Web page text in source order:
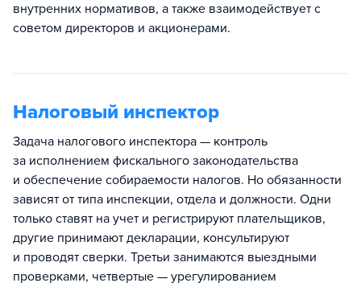
внутренних нормативов, а также взаимодействует с
советом директоров и акционерами.
Налоговый инспектор
Задача налогового инспектора — контроль
за исполнением фискального законодательства
и обеспечение собираемости налогов. Но обязанности
зависят от типа инспекции, отдела и должности. Одни
только ставят на учет и регистрируют плательщиков,
другие принимают декларации, консультируют
и проводят сверки. Третьи занимаются выездными
проверками, четвертые — урегулированием